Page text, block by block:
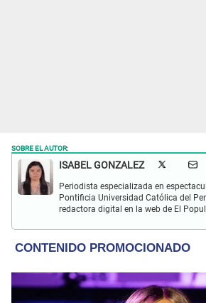
SOBRE EL AUTOR:
ISABEL GONZALEZ
Periodista especializada en
Pontificia Universidad Católica del
redactora digital en la web de El
sociales y nuevas tecnologías.